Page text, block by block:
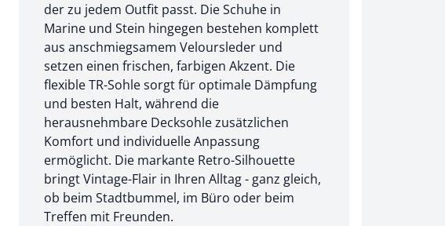
der zu jedem Outfit passt. Die Schuhe in
Marine und Stein hingegen bestehen komplett
aus anschmiegsamem Veloursleder und
setzen einen frischen, farbigen Akzent. Die
flexible TR-Sohle sorgt für optimale Dämpfung
und besten Halt, während die
herausnehmbare Decksohle zusätzlichen
Komfort und individuelle Anpassung
ermöglicht. Die markante Retro-Silhouette
bringt Vintage-Flair in Ihren Alltag - ganz gleich,
ob beim Stadtbummel, im Büro oder beim
Treffen mit Freunden.